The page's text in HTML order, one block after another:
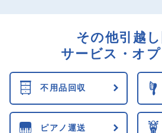
その他引越
サービス・オ
不用品回収
ピアノ運送